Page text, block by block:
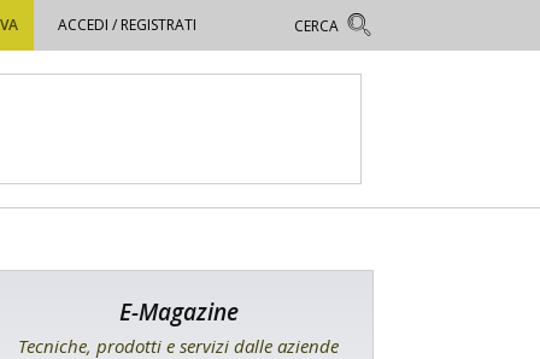
ACCEDI / REGISTRATI
E-Magazine
Tecniche, prodotti e servizi dalle aziende